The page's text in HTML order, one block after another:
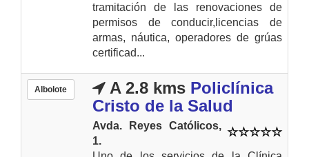
tramitación de las renovaciones de
permisos de conducir,licencias de
armas, náutica, operadores de grúas
certificad...
Albolote A 2.8 kms Policlínica
Cristo de la Salud
Avda. Reyes Católicos,
1.